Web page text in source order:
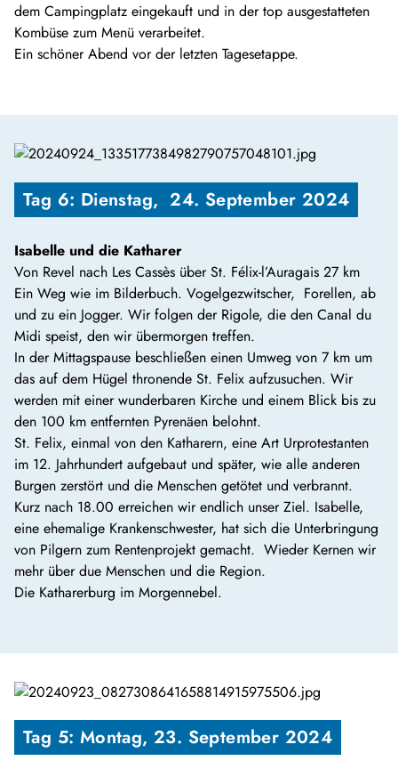
dem Campingplatz eingekauft und in der top ausgestatteten
Kombüse zum Menü verarbeitet.
Ein schöner Abend vor der letzten Tagesetappe.
Tag 6: Dienstag,  24. September 2024
Isabelle und die Katharer
Von Revel nach Les Cassès über St. Félix-l’Auragais 27 km
Ein Weg wie im Bilderbuch. Vogelgezwitscher, Forellen, ab
und zu ein Jogger. Wir folgen der Rigole, die den Canal du
Midi speist, den wir übermorgen treffen.
In der Mittagspause beschließen einen Umweg von 7 km um
das auf dem Hügel thronende St. Felix aufzusuchen. Wir
werden mit einer wunderbaren Kirche und einem Blick bis zu
den 100 km entfernten Pyrenäen belohnt.
St. Felix, einmal von den Katharern, eine Art Urprotestanten
im 12. Jahrhundert aufgebaut und später, wie alle anderen
Burgen zerstört und die Menschen getötet und verbrannt.
Kurz nach 18.00 erreichen wir endlich unser Ziel. Isabelle,
eine ehemalige Krankenschwester, hat sich die Unterbringung
von Pilgern zum Rentenprojekt gemacht. Wieder Kernen wir
mehr über due Menschen und die Region.
Die Katharerburg im Morgennebel.
Tag 5: Montag, 23. September 2024